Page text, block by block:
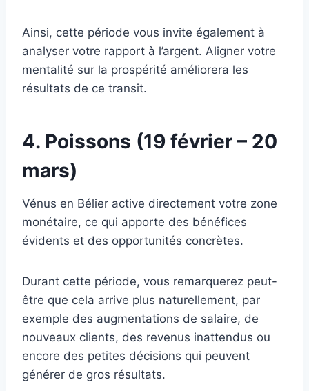
Ainsi, cette période vous invite également à
analyser votre rapport à l’argent. Aligner votre
mentalité sur la prospérité améliorera les
résultats de ce transit.
4. Poissons (19 février – 20
mars)
Vénus en Bélier active directement votre zone
monétaire, ce qui apporte des bénéfices
évidents et des opportunités concrètes.
Durant cette période, vous remarquerez peut-
être que cela arrive plus naturellement, par
exemple des augmentations de salaire, de
nouveaux clients, des revenus inattendus ou
encore des petites décisions qui peuvent
générer de gros résultats.